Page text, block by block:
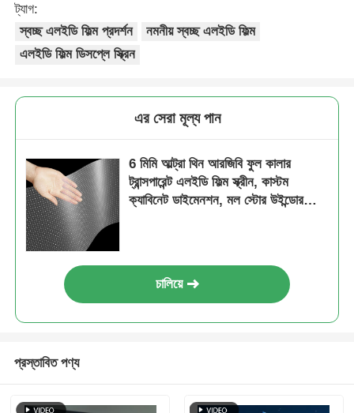
ট্যাগ:
স্বচ্ছ এলইডি ফিল্ম প্রদর্শন
নমনীয় স্বচ্ছ এলইডি ফিল্ম
এলইডি ফিল্ম ডিসপ্লে স্ক্রিন
এর সেরা মূল্য পান
6 মিমি আল্ট্রা থিন আরজিবি ফুল কালার
ট্রান্সপারেন্ট এলইডি ফিল্ম স্ক্রীন, কাস্টম
ক্যাবিনেট ডাইমেনশন, মল স্টোর উইন্ডোর
চালিয়ে
প্রস্তাবিত পণ্য